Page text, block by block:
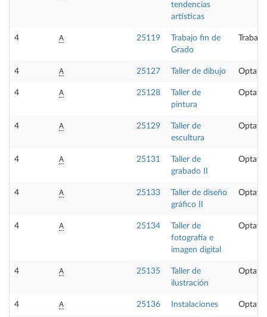
tendencias
artísticas
4 A 25119
Trabajo fin de
Grado
4 A 25127 Taller de dibujo
4 A 25128
Taller de
pintura
4 A 25129
Taller de
escultura
4 A 25131
Taller de
grabado II
4 A 25133
Taller de diseño
gráfico II
4 A 25134
Taller de
fotografía e
imagen digital
4 A 25135
Taller de
ilustración
4 A 25136 Instalaciones